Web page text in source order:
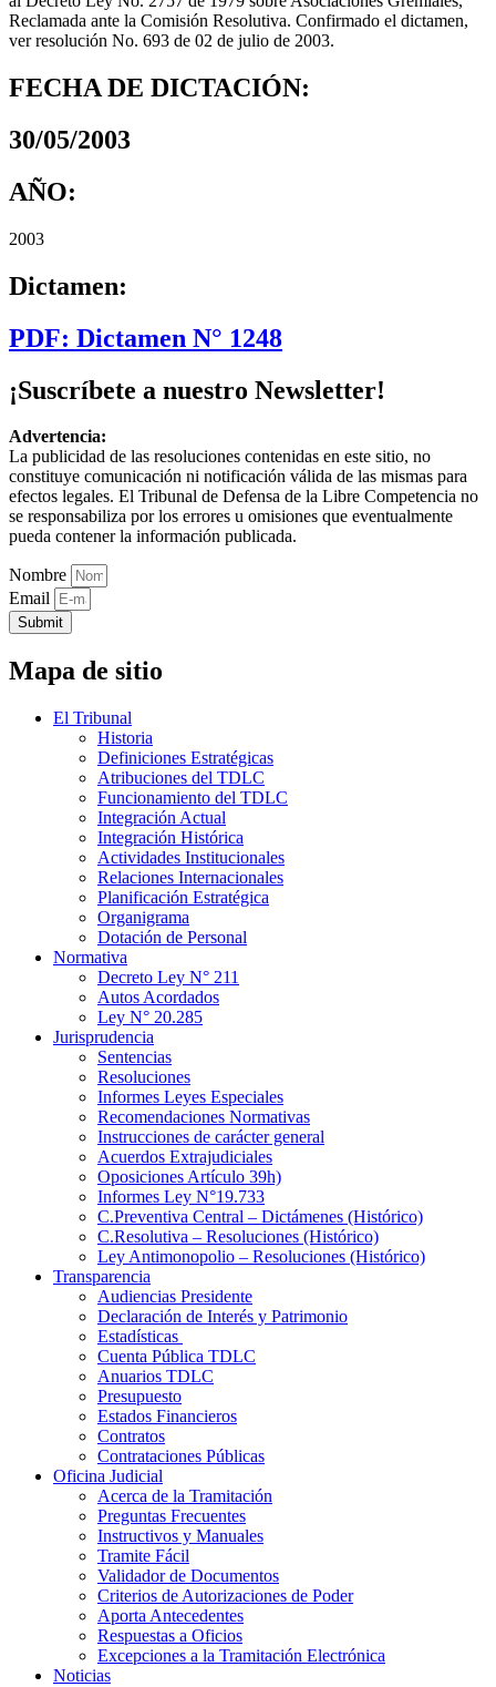
Reclamada ante la Comisión Resolutiva. Confirmado el dictamen,
ver resolución No. 693 de 02 de julio de 2003.
FECHA DE DICTACIÓN:
30/05/2003
AÑO:
2003
Dictamen:
PDF: Dictamen N° 1248
¡Suscríbete a nuestro Newsletter!
Advertencia:
La publicidad de las resoluciones contenidas en este sitio, no
constituye comunicación ni notificación válida de las mismas para
efectos legales. El Tribunal de Defensa de la Libre Competencia no
se responsabiliza por los errores u omisiones que eventualmente
pueda contener la información publicada.
Nombre
Email
Submit
Mapa de sitio
El Tribunal
Historia
Definiciones Estratégicas
Atribuciones del TDLC
Funcionamiento del TDLC
Integración Actual
Integración Histórica
Actividades Institucionales
Relaciones Internacionales
Planificación Estratégica
Organigrama
Dotación de Personal
Normativa
Decreto Ley N° 211
Autos Acordados
Ley N° 20.285
Jurisprudencia
Sentencias
Resoluciones
Informes Leyes Especiales
Recomendaciones Normativas
Instrucciones de carácter general
Acuerdos Extrajudiciales
Oposiciones Artículo 39h)
Informes Ley N°19.733
C.Preventiva Central – Dictámenes (Histórico)
C.Resolutiva – Resoluciones (Histórico)
Ley Antimonopolio – Resoluciones (Histórico)
Transparencia
Audiencias Presidente
Declaración de Interés y Patrimonio
Estadísticas
Cuenta Pública TDLC
Anuarios TDLC
Presupuesto
Estados Financieros
Contratos
Contrataciones Públicas
Oficina Judicial
Acerca de la Tramitación
Preguntas Frecuentes
Instructivos y Manuales
Tramite Fácil
Validador de Documentos
Criterios de Autorizaciones de Poder
Aporta Antecedentes
Respuestas a Oficios
Excepciones a la Tramitación Electrónica
Noticias